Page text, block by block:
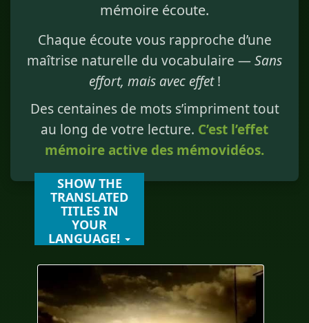
mémoire écoute.
Chaque écoute vous rapproche d’une
maîtrise naturelle du vocabulaire —Sans
effort, mais avec effet!
Des centaines de mots s’impriment tout
au long de votre lecture. C’est l’effet
mémoire active des mémovidéos.
SHOW THE
TRANSLATED
TITLES IN
YOUR
LANGUAGE!